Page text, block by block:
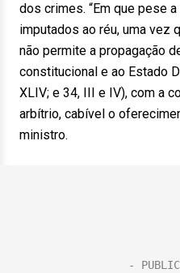
dos crimes. “Em que pese
imputados ao réu, uma vez
não permite a propagação
constitucional e ao Estado
XLIV; e 34, III e IV), com a
arbítrio, cabível o
ministro.